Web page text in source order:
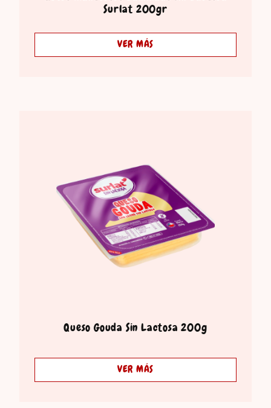
Surlat 200gr
VER MÁS
Queso Gouda Sin Lactosa 200g
VER MÁS